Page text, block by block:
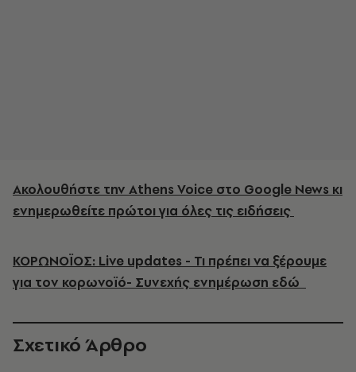
Ακολουθήστε την Athens Voice στο Google News κι
ενημερωθείτε πρώτοι για όλες τις ειδήσεις
ΚΟΡΩΝΟΪΟΣ: Live updates - Τι πρέπει να ξέρουμε
για τον κορωνοϊό- Συνεχής ενημέρωση εδώ
Σχετικό Άρθρο